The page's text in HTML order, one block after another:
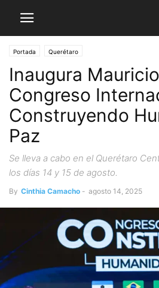
Portada Querétaro
Inaugura
Congreso
Construyendo
Paz
Se lleva a cabo en el Querétaro
los días 14 y 15 de agosto.
By Cinthia Camacho - agosto 14, 2025